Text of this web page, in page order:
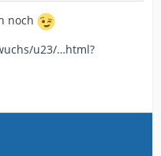
noch
u23/…html?